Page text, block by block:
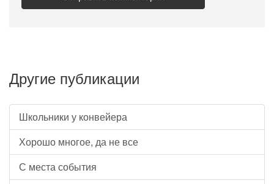
Другие публикации
Школьники у конвейера
Хорошо многое, да не все
С места события